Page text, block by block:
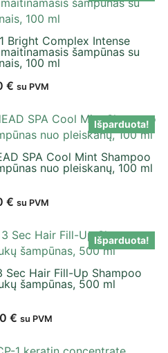
Bright Complex Intense
šampūnas su
100 ml
€ su PVM
Išparduota!
SPA Cool Mint Shampoo
nuo pleiskanų, 100 ml
€ su PVM
Išparduota!
Sec Hair Fill-Up Shampoo
šampūnas, 500 ml
€ su PVM